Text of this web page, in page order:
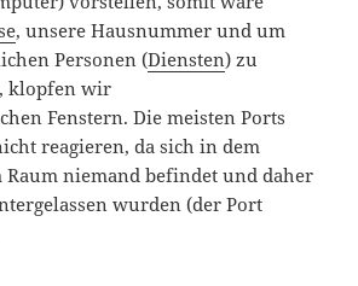
, unsere Hausnummer und um
Personen (Diensten) zu
klopfen wir
Fenstern. Die meisten Ports
reagieren, da sich in dem
Raum niemand befindet und daher
wurden (der Port